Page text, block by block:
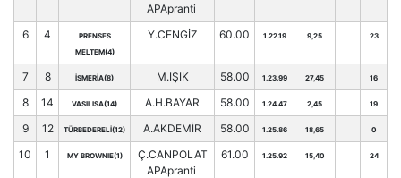
APApranti
6 4
PRENSES
MELTEM(4)
Y.CENGİZ 60.00 1.22.19 9,25 23
7 8 İSMERİA(8) M.IŞIK 58.00 1.23.99 27,45 16
8 14 VASILISA(14) A.H.BAYAR 58.00 1.24.47 2,45 19
9 12 TÜRBEDERELİ(12) A.AKDEMİR 58.00 1.25.86 18,65 0
10 1 MY BROWNIE(1)
Ç.CANPOLAT
APApranti
61.00 1.25.92 15,40 24